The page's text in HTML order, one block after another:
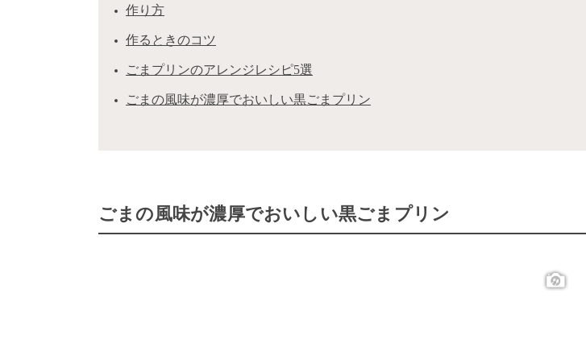
作り方
作るときのコツ
ごまプリンのアレンジレシピ5選
ごまの風味が濃厚でおいしい黒ごまプリン
ごまの風味が濃厚でおいしい黒ごまプリン